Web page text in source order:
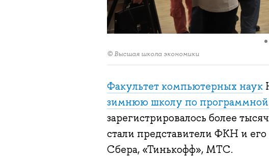
© Высшая школа экономики
Факультет компьютерных наук
зимнюю школу по
зарегистрировалось более
стали представители ФКН и
Сбера, «Тинькофф», МТС.